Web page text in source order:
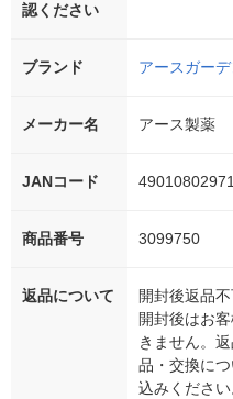
認ください
ブランド アースガーデ
メーカー名 アース製薬
JANコード
商品番号 3099750
返品について
開封後返品
開封後はお
きません。
品・交換に
込みください